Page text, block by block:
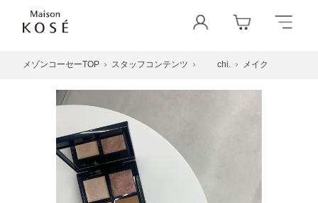
メゾンコーセーTOP スタッフコンテンツ chi. メイク